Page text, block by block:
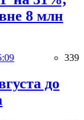
8 млн
339
до